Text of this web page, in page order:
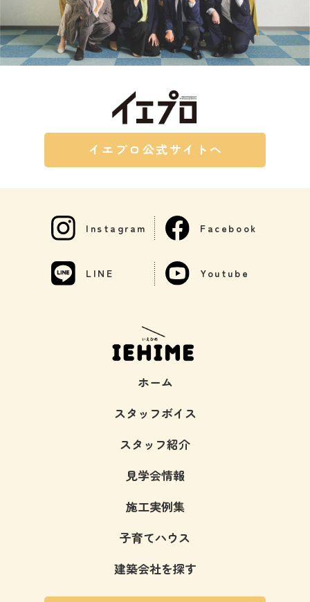
イエプロ公式サイトへ
ホーム
スタッフボイス
スタッフ紹介
見学会情報
施工実例集
子育てハウス
建築会社を探す
Instagram Facebook
LINE Youtube